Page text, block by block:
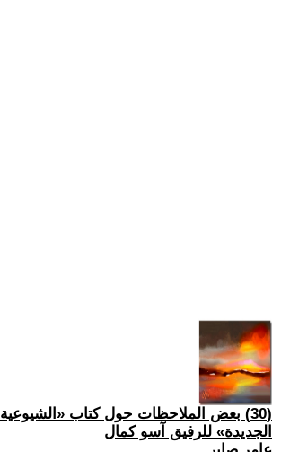
(30) بعض الملاحظات حول كتاب «الشيوعية
الجديدة» للرفيق آسو كمال